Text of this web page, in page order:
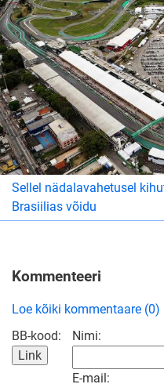
Sellel nädalavahetusel
Brasiilias võidu
Kommenteeri
Loe kõiki kommentaare (0)
BB-kood:
Nimi:
E-mail: